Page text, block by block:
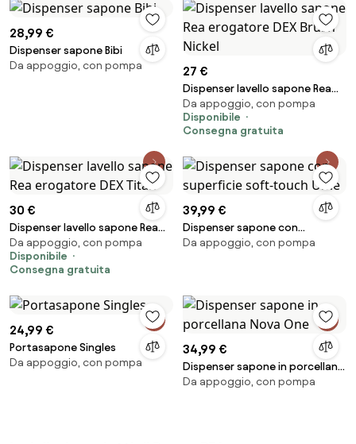
28,99 €
Dispenser sapone Bibi
Da appoggio, con pompa
27 €
Dispenser lavello sapone Rea
erogatore DEX Brush Nickel
Da appoggio, con pompa
Disponibile
Consegna gratuita
30 €
Dispenser lavello sapone Rea
erogatore DEX Titan
Da appoggio, con pompa
Disponibile
Consegna gratuita
39,99 €
Dispenser sapone con
superficie soft-touch Ume
Da appoggio, con pompa
24,99 €
Portasapone Singles
Da appoggio, con pompa
34,99 €
Dispenser sapone in porcellana
Nova One
Da appoggio, con pompa